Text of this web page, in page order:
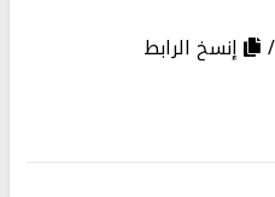
إنسخ الرابط